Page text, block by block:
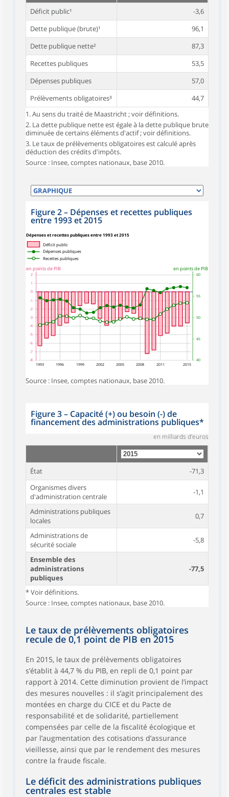
Déficit public¹
-3,6
Dette publique (brute)¹
96,1
Dette publique nette²
87,3
Recettes publiques
53,5
Dépenses publiques
57,0
Prélèvements obligatoires³
44,7
1. Au sens du traité de Maastricht ; voir définitions.
2. La dette publique nette est égale à la dette publique brute
diminuée de certains éléments d'actif ; voir définitions.
3. Le taux de prélèvements obligatoires est calculé après
déduction des crédits d'impôts.
Source : Insee, comptes nationaux, base 2010.
Figure 2– Dépenses et recettes publiques
entre 1993 et 2015
Dépenses et recettes publiques entre 1993 et 2015
0
1
2
-1
-2
-3
-4
-5
-6
-7
-8
40
45
50
55
60
en points de PIB en points de PIB
1993 1996 1999 2002 2005 2008 2011 2015
Déficit public
Dépenses publiques
Recettes publiques
Source : Insee, comptes nationaux, base 2010.
Figure 3– Capacité (+) ou besoin (-) de
financement des administrations publiques*
en milliards d'euros
État
-71,3
Organismes divers
d'administration centrale
-1,1
Administrations publiques
locales
0,7
Administrations de
sécurité sociale
-5,8
Ensemble des
administrations
publiques
-77,5
* Voir définitions.
Source : Insee, comptes nationaux, base 2010.
Le taux de prélèvements obligatoires
recule de 0,1 point de PIB en 2015
En 2015, le taux de prélèvements obligatoires
s’établit à 44,7 % du PIB, en repli de 0,1 point par
rapport à 2014. Cette diminution provient de l’impact
des mesures nouvelles : il s’agit principalement des
montées en charge du CICE et du Pacte de
responsabilité et de solidarité, partiellement
compensées par celle de la fiscalité écologique et
par l’augmentation des cotisations d’assurance
vieillesse, ainsi que par le rendement des mesures
contre la fraude fiscale.
Le déficit des administrations publiques
centrales est stable